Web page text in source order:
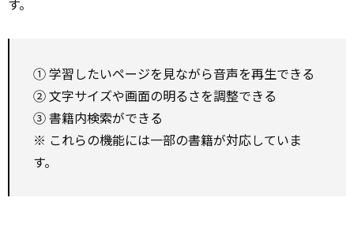
す。
① 学習したいページを見ながら音声を再生できる
② 文字サイズや画面の明るさを調整できる
③ 書籍内検索ができる
※ これらの機能には一部の書籍が対応していま
す。